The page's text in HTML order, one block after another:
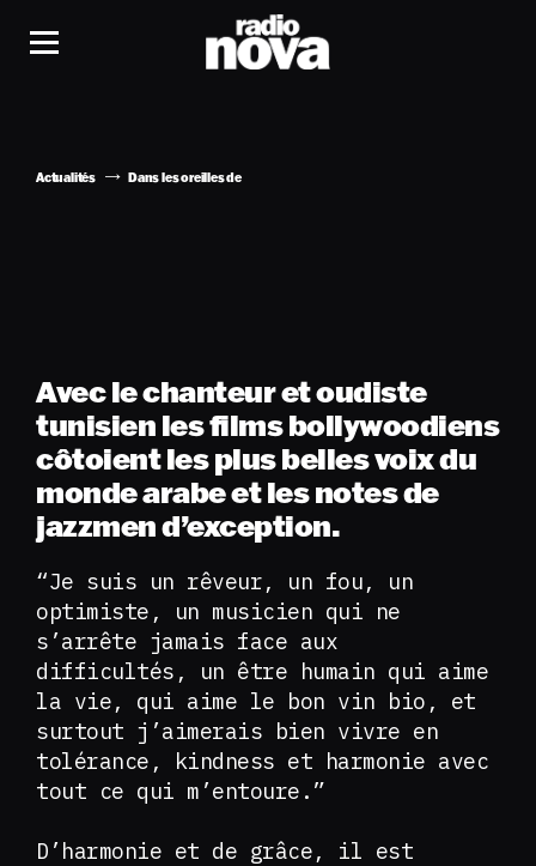
Actualités Dans les oreilles de
Avec le chanteur et oudiste
tunisien les films bollywoodiens
côtoient les plus belles voix du
monde arabe et les notes de
jazzmen d’exception.
“Je suis un rêveur, un fou, un
optimiste, un musicien qui ne
s’arrête jamais face aux
difficultés, un être humain qui aime
la vie, qui aime le bon vin bio, et
surtout j’aimerais bien vivre en
tolérance, kindness et harmonie avec
tout ce qui m’entoure.”
D’harmonie et de grâce, il est